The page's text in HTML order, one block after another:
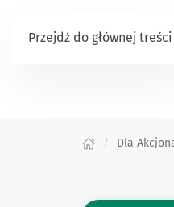
Przejdź do głównej treści
Dla